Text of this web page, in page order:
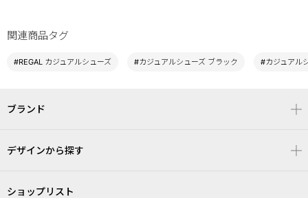
関連商品タグ
#REGAL カジュアルシューズ #カジュアルシューズ ブラック #カジュアル
ブランド
デザインから探す
ショップリスト